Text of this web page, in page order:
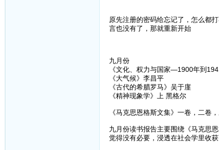
原先注册的密码给忘记了，怎么都
言也没有了，那就重新开始
九月份
《文化、权力与国家—1900年到
《大气候》李昌平
《古代的希腊罗马》吴于廑
《精神现象学》上 黑格尔
《马克思恩格斯文集》一卷，二卷
九月份读书报告主要围绕《马克思
觉得没有必要，浸透在社会学里收